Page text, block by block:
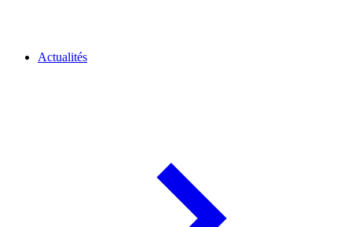
Actualités